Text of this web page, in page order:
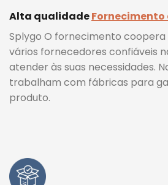
Alta qualidade
Splygo O fornecimento
vários fornecedores confiáveis
atender às suas necessidades.
trabalham com fábricas para
produto.